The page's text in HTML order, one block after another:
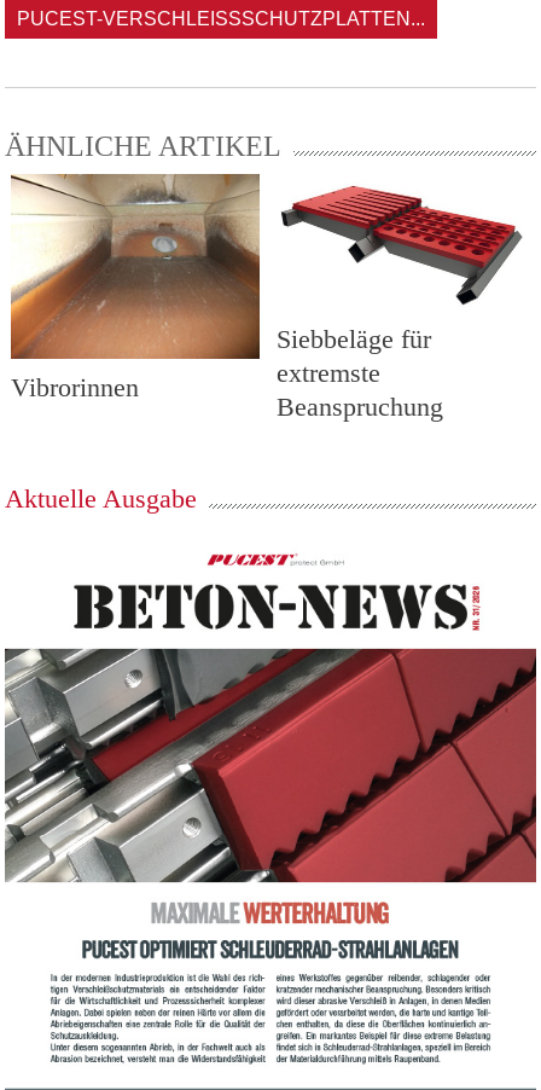
PUCEST-VERSCHLEISSSCHUTZPLATTEN...
ÄHNLICHE ARTIKEL
Vibrorinnen
Siebbeläge für
extremste
Beanspruchung
Aktuelle Ausgabe